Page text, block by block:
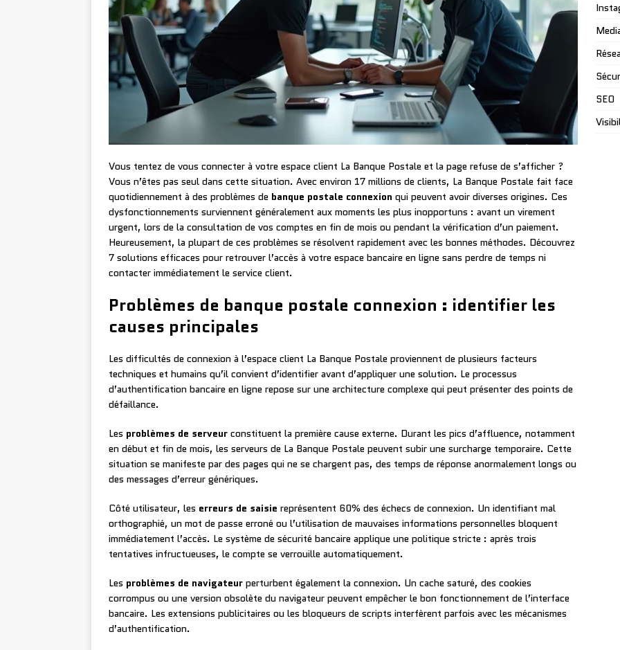
Vous tentez de vous connecter à votre espace client La Banque Postale et la page refuse de s’afficher ?
Vous n’êtes pas seul dans cette situation. Avec environ 17 millions de clients, La Banque Postale fait face
quotidiennement à des problèmes de banque postale connexion qui peuvent avoir diverses origines. Ces
dysfonctionnements surviennent généralement aux moments les plus inopportuns : avant un virement
urgent, lors de la consultation de vos comptes en fin de mois ou pendant la vérification d’un paiement.
Heureusement, la plupart de ces problèmes se résolvent rapidement avec les bonnes méthodes. Découvrez
7 solutions efficaces pour retrouver l’accès à votre espace bancaire en ligne sans perdre de temps ni
contacter immédiatement le service client.
Problèmes de banque postale connexion : identifier les
causes principales
Les difficultés de connexion à l’espace client La Banque Postale proviennent de plusieurs facteurs
techniques et humains qu’il convient d’identifier avant d’appliquer une solution. Le processus
d’authentification bancaire en ligne repose sur une architecture complexe qui peut présenter des points de
défaillance.
Les problèmes de serveur constituent la première cause externe. Durant les pics d’affluence, notamment
en début et fin de mois, les serveurs de La Banque Postale peuvent subir une surcharge temporaire. Cette
situation se manifeste par des pages qui ne se chargent pas, des temps de réponse anormalement longs ou
des messages d’erreur génériques.
Côté utilisateur, les erreurs de saisie représentent 60% des échecs de connexion. Un identifiant mal
orthographié, un mot de passe erroné ou l’utilisation de mauvaises informations personnelles bloquent
immédiatement l’accès. Le système de sécurité bancaire applique une politique stricte : après trois
tentatives infructueuses, le compte se verrouille automatiquement.
Les problèmes de navigateur perturbent également la connexion. Un cache saturé, des cookies
corrompus ou une version obsolète du navigateur peuvent empêcher le bon fonctionnement de l’interface
bancaire. Les extensions publicitaires ou les bloqueurs de scripts interfèrent parfois avec les mécanismes
d’authentification.
SEO